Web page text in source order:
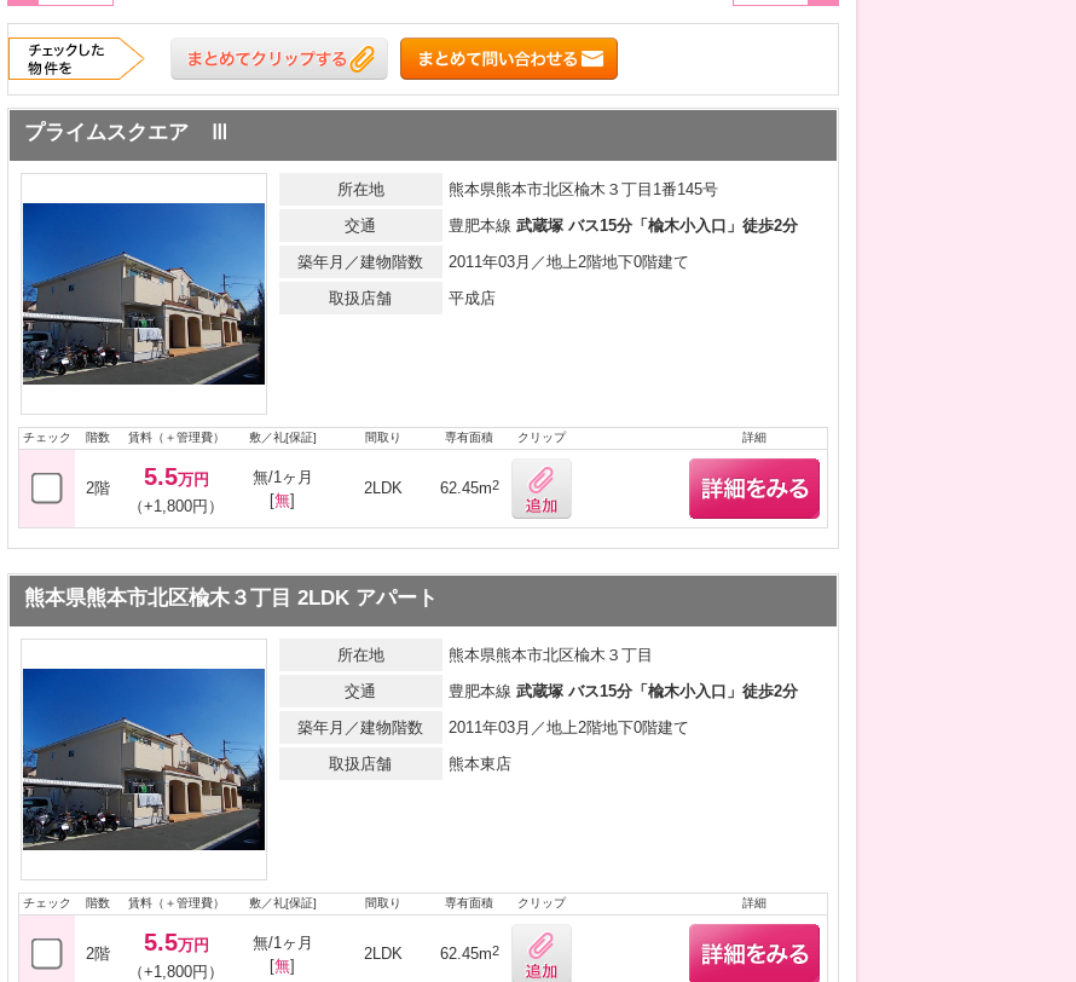
プライムスクエア Ⅲ
所在地
熊本県熊本市北区楡木３丁目1番145号
交通
豊肥本線 武蔵塚 バス15分「楡木小入口」徒歩2分
築年月／建物階数
2011年03月／地上2階地下0階建て
取扱店舗
平成店
チェック 階数 賃料（＋管理費） 敷／礼[保証] 間取り 専有面積 クリップ 詳細
2階 5.5万円
（+1,800円）
無/1ヶ月
[無]
2LDK 62.45m2
熊本県熊本市北区楡木３丁目 2LDK アパート
所在地
熊本県熊本市北区楡木３丁目
交通
豊肥本線 武蔵塚 バス15分「楡木小入口」徒歩2分
築年月／建物階数
2011年03月／地上2階地下0階建て
取扱店舗
熊本東店
チェック 階数 賃料（＋管理費） 敷／礼[保証] 間取り 専有面積 クリップ 詳細
2階 5.5万円
（+1,800円）
無/1ヶ月
[無]
2LDK 62.45m2